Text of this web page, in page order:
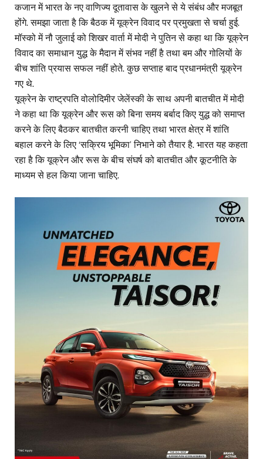
कजान में भारत के नए वाणिज्य दूतावास के खुलने से ये संबंध और मजबूत
होंगे. समझा जाता है कि बैठक में यूक्रेन विवाद पर प्रमुखता से चर्चा हुई.
मॉस्को में नौ जुलाई को शिखर वार्ता में मोदी ने पुतिन से कहा था कि यूक्रेन
विवाद का समाधान युद्ध के मैदान में संभव नहीं है तथा बम और गोलियों के
बीच शांति प्रयास सफल नहीं होते. कुछ सप्ताह बाद प्रधानमंत्री यूक्रेन
गए थे.
यूक्रेन के राष्ट्रपति वोलोदिमीर जेलेंस्की के साथ अपनी बातचीत में मोदी
ने कहा था कि यूक्रेन और रूस को बिना समय बर्बाद किए युद्ध को समाप्त
करने के लिए बैठकर बातचीत करनी चाहिए तथा भारत क्षेत्र में शांति
बहाल करने के लिए ‘सक्रिय भूमिका’ निभाने को तैयार है. भारत यह कहता
रहा है कि यूक्रेन और रूस के बीच संघर्ष को बातचीत और कूटनीति के
माध्यम से हल किया जाना चाहिए.